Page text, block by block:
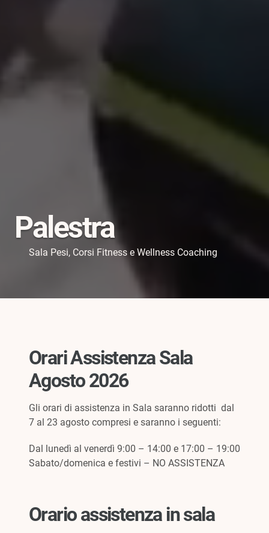
Palestra
Sala Pesi, Corsi Fitness e Wellness Coaching
Orari Assistenza Sala
Agosto 2026
Gli orari di assistenza in Sala saranno ridotti dal
7 al 23 agosto compresi e saranno i seguenti:
Dal lunedì al venerdì 9:00 – 14:00 e 17:00 – 19:00
Sabato/domenica e festivi – NO ASSISTENZA
Orario assistenza in sala